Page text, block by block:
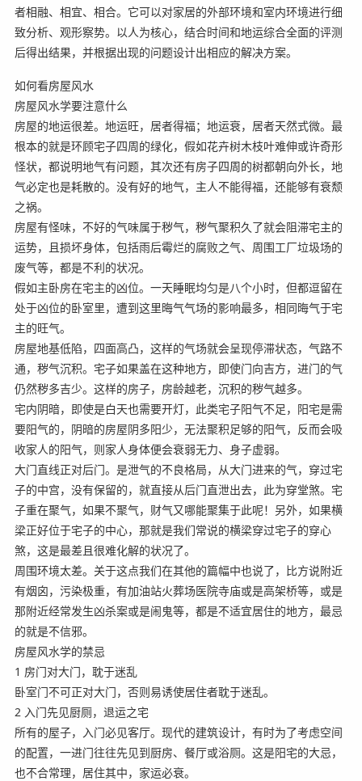
者相融、相宜、相合。它可以对家居的外部环境和室内环境进行细
致分析、观形察势。以人为核心，结合时间和地运综合全面的评测
后得出结果，并根据出现的问题设计出相应的解决方案。
如何看房屋风水
房屋风水学要注意什么
房屋的地运很差。地运旺，居者得福；地运衰，居者天然式微。最
根本的就是环顾宅子四周的绿化，假如花卉树木枝叶难伸或许奇形
怪状，都说明地气有问题，其次还有房子四周的树都朝向外长，地
气必定也是耗散的。没有好的地气，主人不能得福，还能够有衰颓
之祸。
房屋有怪味，不好的气味属于秽气，秽气聚积久了就会阻滞宅主的
运势，且损坏身体，包括雨后霉烂的腐败之气、周围工厂垃圾场的
废气等，都是不利的状况。
假如主卧房在宅主的凶位。一天睡眠均匀是八个小时，但都逗留在
处于凶位的卧室里，遭到这里晦气气场的影响最多，相同晦气于宅
主的旺气。
房屋地基低陷，四面高凸，这样的气场就会呈现停滞状态，气路不
通，秽气沉积。宅子如果盖在这种地方，即使门向吉方，进门的气
仍然秽多吉少。这样的房子，房龄越老，沉积的秽气越多。
宅内阴暗，即使是白天也需要开灯，此类宅子阳气不足，阳宅是需
要阳气的，阴暗的房屋阴多阳少，无法聚积足够的阳气，反而会吸
收家人的阳气，则家人身体便会衰弱无力、身子虚弱。
大门直线正对后门。是泄气的不良格局，从大门进来的气，穿过宅
子的中宫，没有保留的，就直接从后门直泄出去，此为穿堂煞。宅
子重在聚气，如果不聚气，财气又哪能聚集于此呢！另外，如果横
梁正好位于宅子的中心，那就是我们常说的横梁穿过宅子的穿心
煞，这是最差且很难化解的状况了。
周围环境太差。关于这点我们在其他的篇幅中也说了，比方说附近
有烟囟，污染极重，有加油站火葬场医院寺庙或是高架桥等，或是
那附近经常发生凶杀案或是闹鬼等，都是不适宜居住的地方，最忌
的就是不信邪。
房屋风水学的禁忌
1 房门对大门，耽于迷乱
卧室门不可正对大门，否则易诱使居住者耽于迷乱。
2 入门先见厨厕，退运之宅
所有的屋子，入门必见客厅。现代的建筑设计，有时为了考虑空间
的配置，一进门往往先见到厨房、餐厅或浴厕。这是阳宅的大忌，
也不合常理，居住其中，家运必衰。